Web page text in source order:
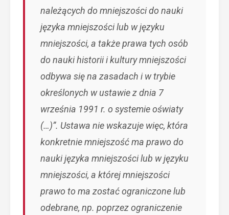
należących do mniejszości do nauki
języka mniejszości lub w języku
mniejszości, a także prawa tych osób
do nauki historii i kultury mniejszości
odbywa się na zasadach i w trybie
określonych w ustawie z dnia 7
września 1991 r. o systemie oświaty
(…)”. Ustawa nie wskazuje więc, która
konkretnie mniejszość ma prawo do
nauki języka mniejszości lub w języku
mniejszości, a której mniejszości
prawo to ma zostać ograniczone lub
odebrane, np. poprzez ograniczenie